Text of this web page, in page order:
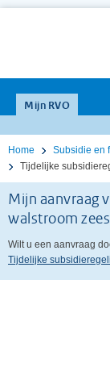
Mijn RVO
Home
Subsidie en
Tijdelijke
Mijn aanvraag
walstroom
Wilt u een aanvraag
Tijdelijke